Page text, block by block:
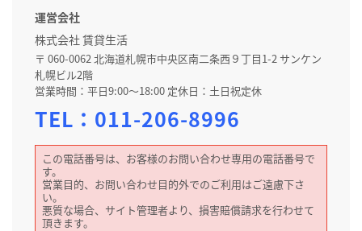
運営会社
株式会社 賃貸生活
〒 060-0062 北海道札幌市中央区南二条西９丁目1-2 サンケン
札幌ビル2階
営業時間：平日9:00～18:00 定休日：土日祝定休
TEL： 011-206-8996
この電話番号は、お客様のお問い合わせ専用の電話番号で
す。
営業目的、お問い合わせ目的外でのご利用はご遠慮下さ
い。
悪質な場合、サイト管理者より、損害賠償請求を行わせて
頂きます。